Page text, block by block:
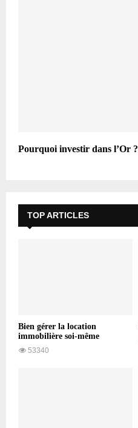
Pourquoi investir dans l’Or ?
TOP ARTICLES
Bien gérer la location
immobilière soi-même
53340